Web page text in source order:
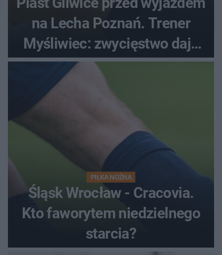
na Lecha Poznań. Trener
Myśliwiec: zwycięstwo daje
satysfakcję
PIŁKA NOŻNA
Śląsk Wrocław - Cracovia.
Kto faworytem niedzielnego
starcia?